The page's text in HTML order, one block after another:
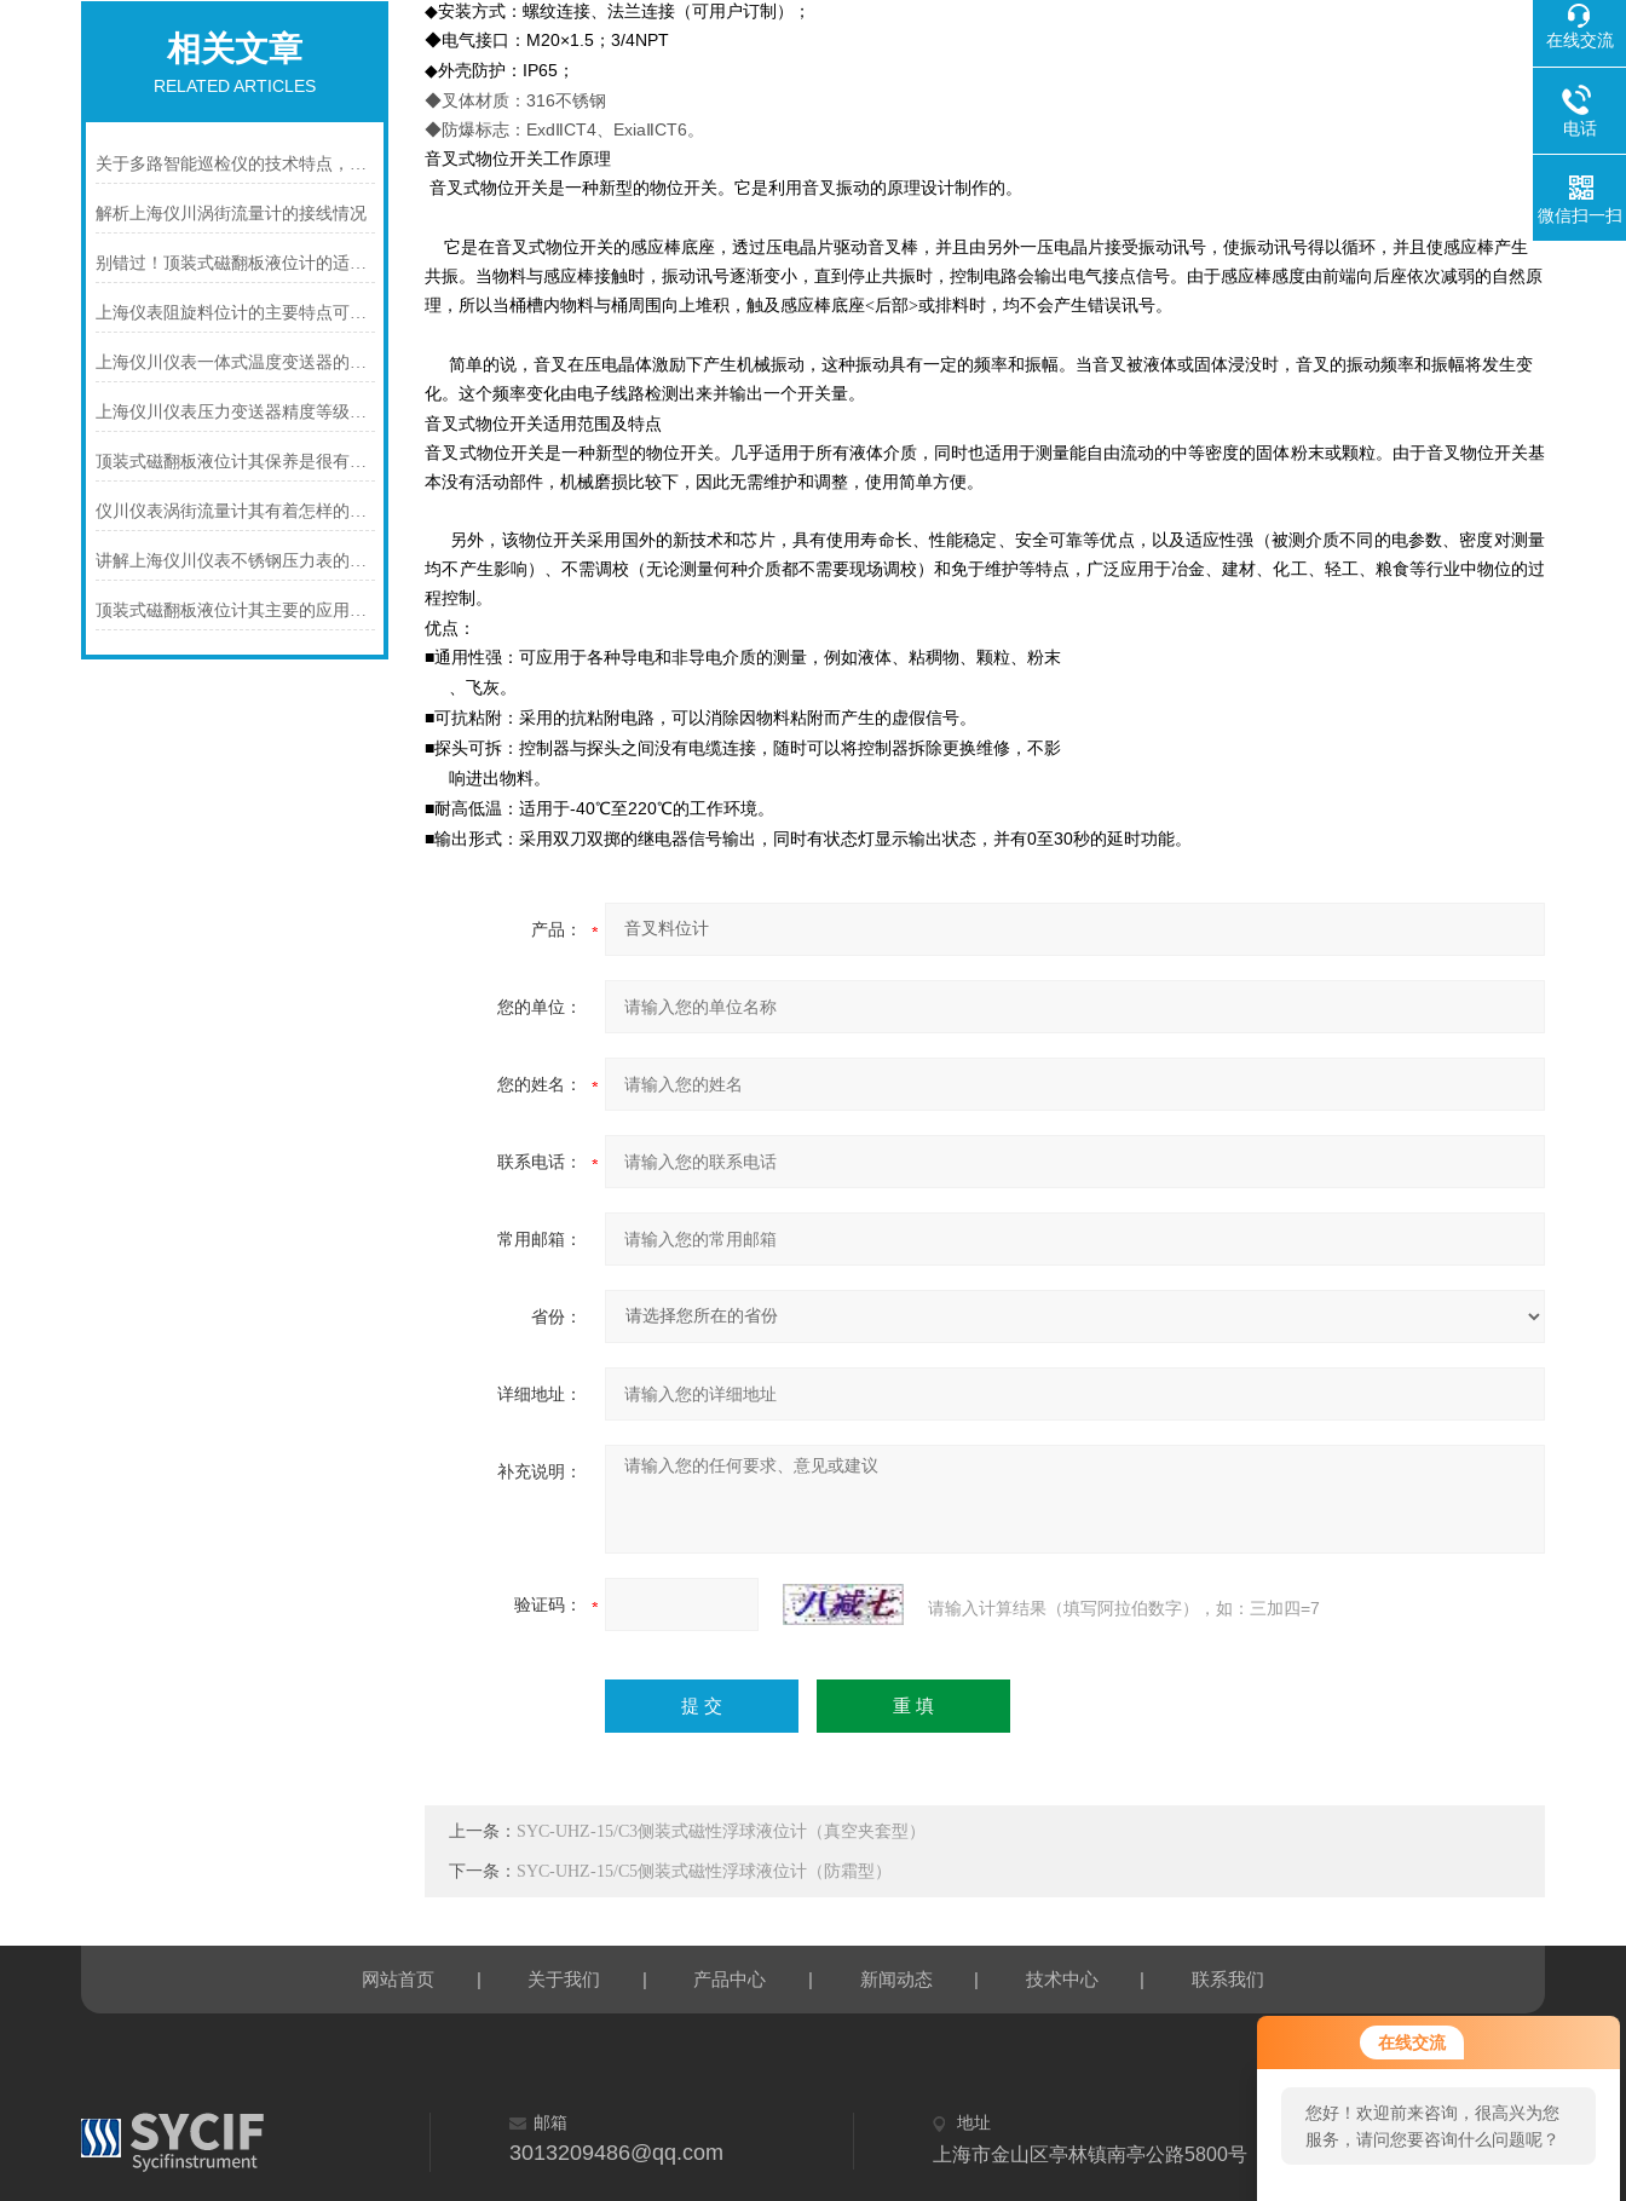
在线交流
您好！欢迎前来咨询，很高兴为您
服务，请问您要咨询什么问题呢？
相关文章
RELATED ARTICLES
关于多路智能巡检仪的技术特点，你怎么看呢？
解析上海仪川涡街流量计的接线情况
别错过！顶装式磁翻板液位计的适用版图，一文解锁核心场景
上海仪表阻旋料位计的主要特点可归纳如下
上海仪川仪表一体式温度变送器的特点
上海仪川仪表压力变送器精度等级的划分方法
顶装式磁翻板液位计其保养是很有讲究的
仪川仪表涡街流量计其有着怎样的特点呢？
讲解上海仪川仪表不锈钢压力表的防护等级
顶装式磁翻板液位计其主要的应用领域及具体用途
◆安装方式：螺纹连接、法兰连接（可用户订制）；
◆电气接口： M20×1.5 ；3/4NPT
◆外壳防护： IP65 ；
◆叉体材质：316不锈钢
◆防爆标志：ExdⅡCT4、ExiaⅡCT6。
音叉式物位开关工作原理
音叉式物位开关是一种新型的物位开关。它是利用音叉振动的原理设计制作的。
它是在音叉式物位开关的感应棒底座，透过压电晶片驱动音叉棒，并且由另外一压电晶片接受振动讯号，使振动讯号得以循环，并且使感应棒产生
共振。当物料与感应棒接触时，振动讯号逐渐变小，直到停止共振时，控制电路会输出电气接点信号。由于感应棒感度由前端向后座依次减弱的自然原
理，所以当桶槽内物料与桶周围向上堆积，触及感应棒底座<后部>或排料时，均不会产生错误讯号。
简单的说，音叉在压电晶体激励下产生机械振动，这种振动具有一定的频率和振幅。当音叉被液体或固体浸没时，音叉的振动频率和振幅将发生变
化。这个频率变化由电子线路检测出来并输出一个开关量。
音叉式物位开关适用范围及特点
音叉式物位开关是一种新型的物位开关。几乎适用于所有液体介质，同时也适用于测量能自由流动的中等密度的固体粉末或颗粒。由于音叉物位开关基
本没有活动部件，机械磨损比较下，因此无需维护和调整，使用简单方便。
另外，该物位开关采用国外的新技术和芯片，具有使用寿命长、性能稳定、安全可靠等优点，以及适应性强（被测介质不同的电参数、密度对测量
均不产生影响）、不需调校（无论测量何种介质都不需要现场调校）和免于维护等特点，广泛应用于冶金、建材、化工、轻工、粮食等行业中物位的过
程控制。
优点：
■通用性强：可应用于各种导电和非导电介质的测量，例如液体、粘稠物、颗粒、粉末
、飞灰。
■可抗粘附：采用的抗粘附电路，可以消除因物料粘附而产生的虚假信号。
■探头可拆：控制器与探头之间没有电缆连接，随时可以将控制器拆除更换维修，不影
响进出物料。
■耐高低温：适用于-40℃至220℃的工作环境。
■输出形式：采用双刀双掷的继电器信号输出，同时有状态灯显示输出状态，并有0至30秒的延时功能。
产品：
您的单位：
您的姓名：
联系电话：
常用邮箱：
省份：
详细地址：
补充说明：
验证码： 请输入计算结果（填写阿拉伯数字），如：三加四=7
上一条： SYC-UHZ-15/C3侧装式磁性浮球液位计（真空夹套型）
下一条： SYC-UHZ-15/C5侧装式磁性浮球液位计（防霜型）
网站首页 | 关于我们 | 产品中心 | 新闻动态 | 技术中心 | 联系我们
邮箱
3013209486@qq.com
地址
上海市金山区亭林镇南亭公路5800号
在线交流
电话
微信扫一扫